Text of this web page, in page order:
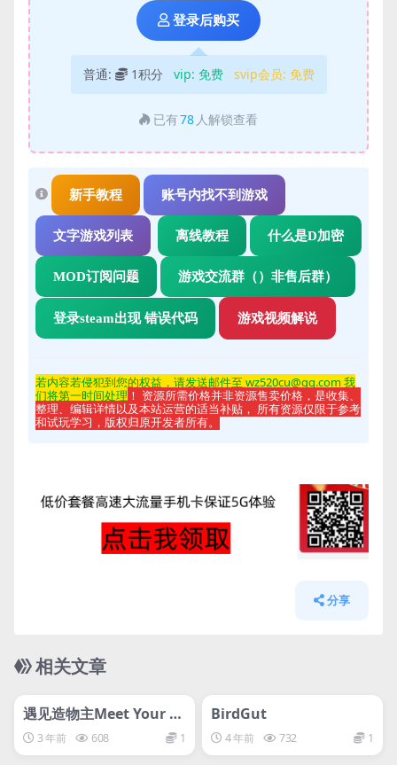
登录后购买
普通: 1积分 vip: 免费 svip会员: 免费
已有78 人解锁查看
新手教程 账号内找不到游戏
文字游戏列表 离线教程 什么是D加密
MOD订阅问题 游戏交流群（）非售后群）
登录steam出现 错误代码 游戏视频解说
若内容若侵犯到您的权益，请发送邮件至 wz520cu@qq.com 我
们将第一时间处理 ！ 资源所需价格并非资源售卖价格，是收集、
整理、编辑详情以及本站运营的适当补贴， 所有资源仅限于参考
和试玩学习，版权归原开发者所有。
分享
相关文章
遇见造物主Meet Your M
aker
3 年前 608 1
BirdGut
4 年前 732 1